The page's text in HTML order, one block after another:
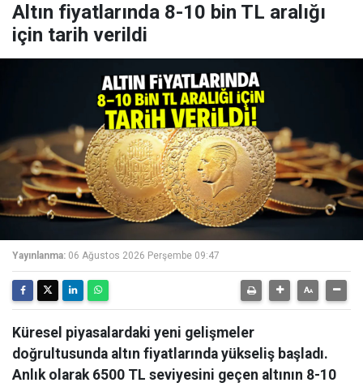
Altın fiyatlarında 8-10 bin TL aralığı
için tarih verildi
Yayınlanma: 06 Ağustos 2026 Perşembe 09:47
Küresel piyasalardaki yeni gelişmeler
doğrultusunda altın fiyatlarında yükseliş başladı.
Anlık olarak 6500 TL seviyesini geçen altının 8-10